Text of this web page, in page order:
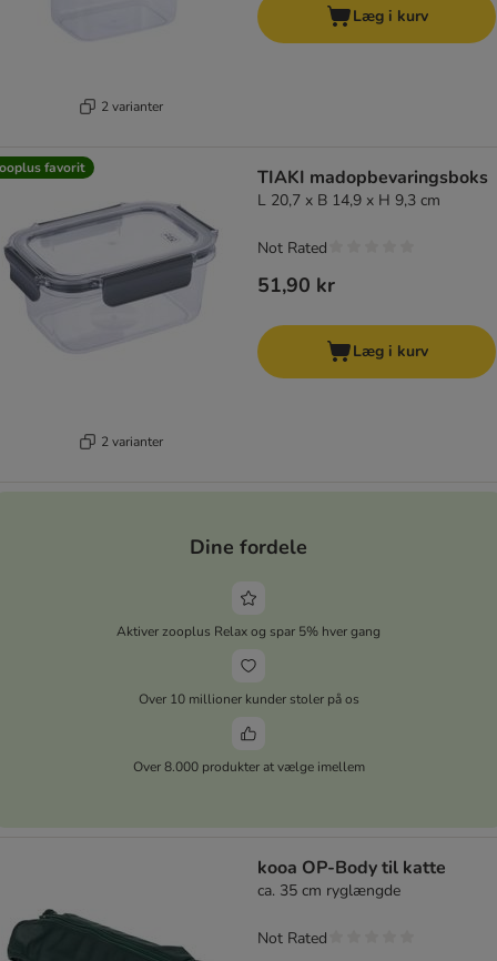
2 varianter
Læg i kurv
favorit
2 varianter
TIAKI madopbevaringsboks
L 20,7 x B 14,9 x H 9,3 cm
51,90 kr
Not Rated
Læg i kurv
Dine fordele
Aktiver zooplus Relax og spar 5% hver gang
Over 10 millioner kunder stoler på os
Over 8.000 produkter at vælge imellem
kooa OP-Body til katte
ca. 35 cm ryglængde
Not Rated